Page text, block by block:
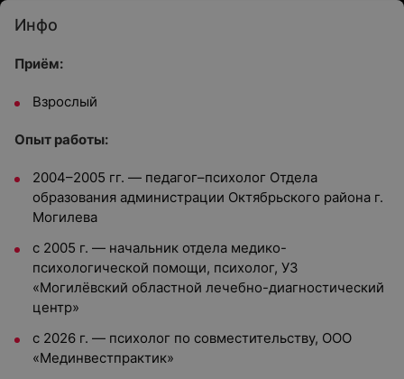
Инфо
Приём:
Взрослый
Опыт работы:
2004–2005 гг. — педагог–психолог Отдела
образования администрации Октябрьского района г.
Могилева
с 2005 г. — начальник отдела медико-
психологической помощи, психолог, УЗ
«Могилёвский областной лечебно-диагностический
центр»
с 2026 г. — психолог по совместительству, ООО
«Мединвестпрактик»